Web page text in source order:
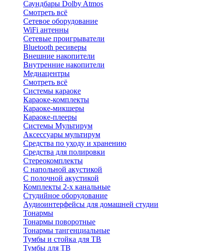
Саундбары Dolby Atmos
Смотреть всё
Сетевое оборудование
WiFi антенны
Сетевые проигрыватели
Bluetooth ресиверы
Внешние накопители
Внутренние накопители
Медиацентры
Смотреть всё
Системы караоке
Караоке-комплекты
Караоке-микшеры
Караоке-плееры
Системы Мультирум
Аксессуары мультирум
Средства по уходу и хранению
Средства для полировки
Стереокомплекты
C напольной акустикой
C полочной акустикой
Комплекты 2-х канальные
Студийное оборудование
Аудиоинтерфейсы для домашней студии
Тонармы
Тонармы поворотные
Тонармы тангенциальные
Тумбы и стойка для ТВ
Тумбы для ТВ